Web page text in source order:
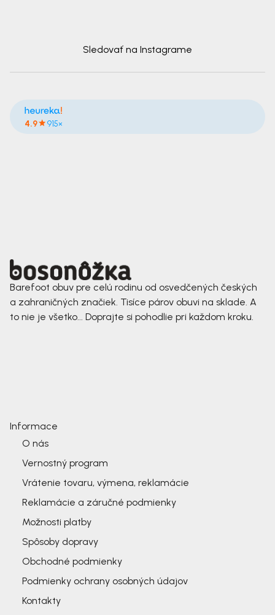
Sledovať na Instagrame
4.9 915×
Barefoot obuv pre celú rodinu od osvedčených českých
a zahraničných značiek. Tisíce párov obuvi na sklade. A
to nie je všetko... Doprajte si pohodlie pri každom kroku.
Informace
O nás
Vernostný program
Vrátenie tovaru, výmena, reklamácie
Reklamácie a záručné podmienky
Možnosti platby
Spôsoby dopravy
Obchodné podmienky
Podmienky ochrany osobných údajov
Kontakty